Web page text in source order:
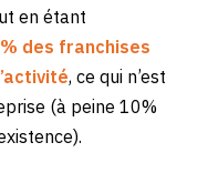
en étant
des franchises
, ce qui n’est
(à peine 10%